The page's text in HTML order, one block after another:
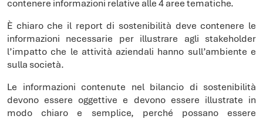
contenere informazioni relative alle 4 aree tematiche.
È chiaro che il report di sostenibilità deve contenere le
informazioni necessarie per illustrare agli stakeholder
l’impatto che le attività aziendali hanno sull’ambiente e
sulla società.
Le informazioni contenute nel bilancio di sostenibilità
devono essere oggettive e devono essere illustrate in
modo chiaro e semplice, perché possano essere